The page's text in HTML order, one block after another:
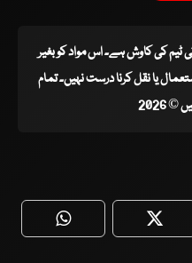
ٹیم کی کاوش ہے۔ اس مواد کو بغیر
یا نقل کرنا درست نہیں۔ تمام
2026
WhatsApp